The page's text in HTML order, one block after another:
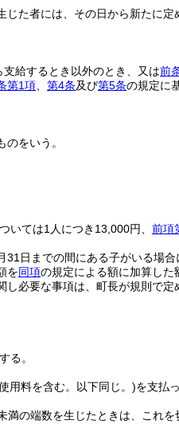
た者には、その日から新たに定
給するとき以外のとき、又は前
第1項 第4条及び第5条の規定に
をいう。
いては1人につき13,000円、 前項
日までの間にある子がいる場合
を同項の規定による額に加算した
必要な事項は、町長が規則で定
る。
用料を含む。以下同じ。)を支払
満の端数を生じたときは、これを